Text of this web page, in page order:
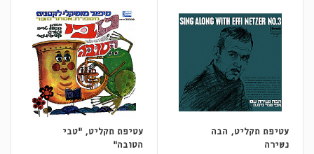
עטיפת תקליט, הבה
נשירה
עטיפת תקליט, "טבי
הטובה"